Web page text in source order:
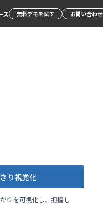
ス 無料デモを試す お問い合わせ
り視覚化
りを可視化し、把握し